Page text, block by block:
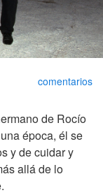
comentarios
de Rocío
época, él se
y de cuidar y
allá de lo